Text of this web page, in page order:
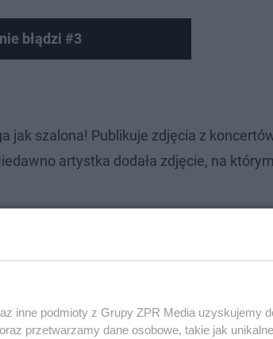
błądzi #3
jak szalona! Publikuje zdjęcia z
artystka dodała zdjęcie, na
odkleiła mi się folia,
inne podmioty z Grupy ZPR Media uzyskujemy
przetwarzamy dane osobowe, takie jak